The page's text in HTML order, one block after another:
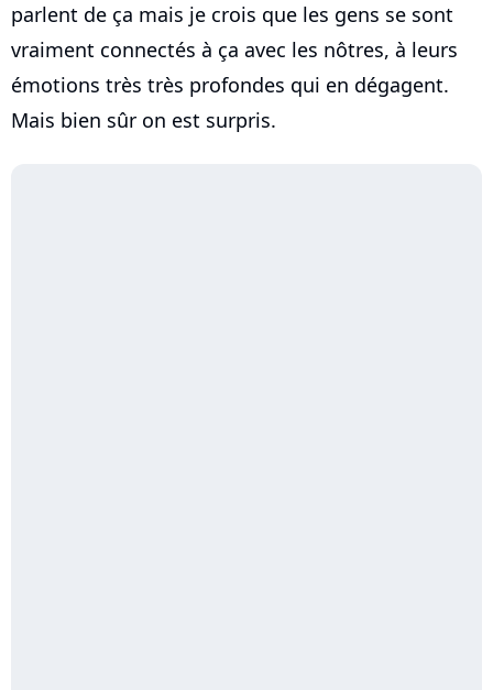
parlent de ça mais je crois que les gens se sont
vraiment connectés à ça avec les nôtres, à leurs
émotions très très profondes qui en dégagent.
Mais bien sûr on est surpris.